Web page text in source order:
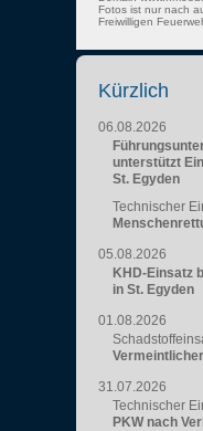
Fotos ist nur nach
Freiwilligen
Kürzlich
06.08.2026
unterstützt
St. Egyden
Technischer
05.08.2026
KHD-Einsatz
in St. Egyden
01.08.2026
31.07.2026
Technischer
PKW nach